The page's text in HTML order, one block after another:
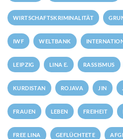
WIRTSCHAFTSKRIMINALITÄT
IWF WELTBANK
LEIPZIG LINA E. RASSISMUS
KURDISTAN ROJAVA JIN
FRAUEN LEBEN FREIHEIT
FREE LINA GEFLÜCHTETE